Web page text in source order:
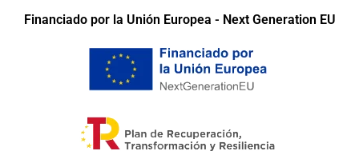
Financiado por la Unión Europea - Next Generation EU